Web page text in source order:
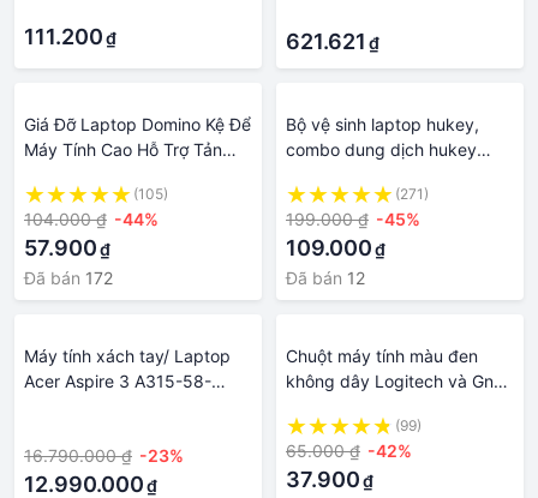
111.200₫
Tiếng Chuột
621.621 ₫
Giá Đỡ Laptop Domino Kệ Để
Máy Tính Cao Hỗ Trợ Tản
Bàn Làm Việc (105)
104.000 ₫ -44%
57.900₫
Đã bán 172
Bộ vệ sinh laptop hukey,
combo dung dịch hukey
hình bàn phím cho máy tính
laptop macbook, đối thủ bộ
vệ sinh JRC
(271)
199.000 ₫ -45%
109.000₫
Đã bán 12
Máy tính xách tay/ Laptop
Acer Aspire 3 A315-58-
16.790.000 ₫ -23%
12.990.000₫
Chuột máy tính màu đen
không dây Logitech và Gnet
tháng
(99)
65.000 ₫ -42%
37.900₫